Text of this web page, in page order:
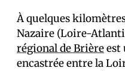
À quelques
Nazaire (Loire-
régional de Brièreest
encastrée entre la